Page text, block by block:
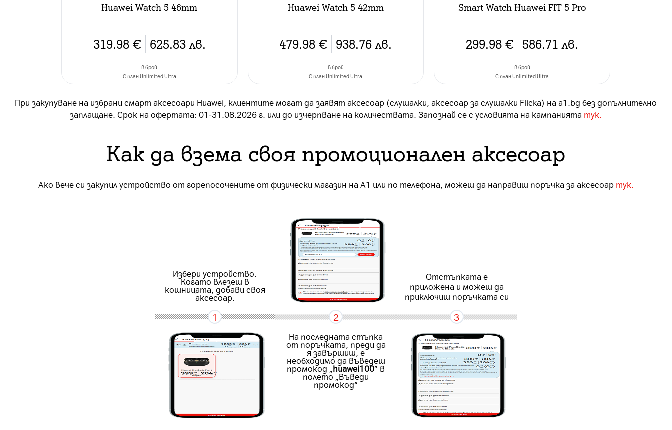
Huawei Watch 5 46mm
319.98 € 625.83 лв.
в брой
C план Unlimited Ultra
Huawei Watch 5 42mm
479.98 € 938.76 лв.
в брой
C план Unlimited Ultra
Smart Watch Huawei FIT 5 Pro
299.98 € 586.71 лв.
в брой
C план Unlimited Ultra
При закупуване на избрани смарт аксесоари Huawei, клиентите могат да заявят аксесоар (слушалки, аксесоар за слушалки Flicka) на a1.bg без допълнително
заплащане. Срок на офертата: 01-31.08.2026 г. или до изчерпване на количествата. Запознай се с условията на кампанията тук.
Как да взема своя промоционален аксесоар
Ако вече си закупил устройство от горепосочените от физически магазин на А1 или по телефона, можеш да направиш поръчка за аксесоар тук.
Избери устройство.
Когато влезеш в
кошницата, добави своя
аксесоар.
1 2
На последната стъпка
от поръчката, преди да
я завършиш, е
необходимо да въведеш
промокод „huawei100” в
полето „Въведи
промокод“
Отстъпката е
приложена и можеш да
приключиш поръчката си
3